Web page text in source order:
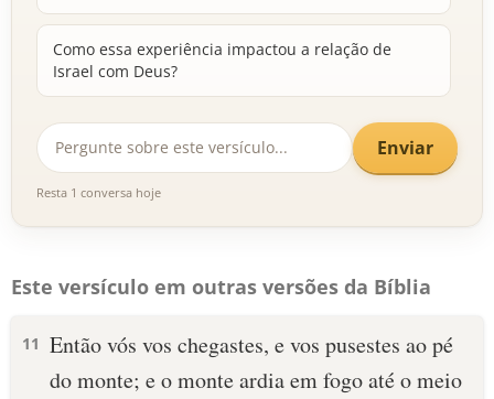
Como essa experiência impactou a relação de
Israel com Deus?
Enviar
Resta 1 conversa hoje
Este versículo em outras versões da Bíblia
11 Então vós vos chegastes, e vos pusestes ao pé
do monte; e o monte ardia em fogo até o meio